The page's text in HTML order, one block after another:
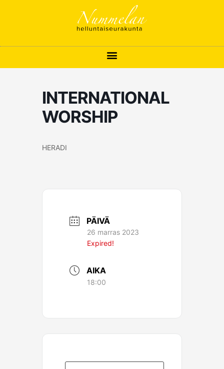
INTERNATIONAL
WORSHIP
HERADI
PÄIVÄ
26 marras 2023
Expired!
AIKA
18:00